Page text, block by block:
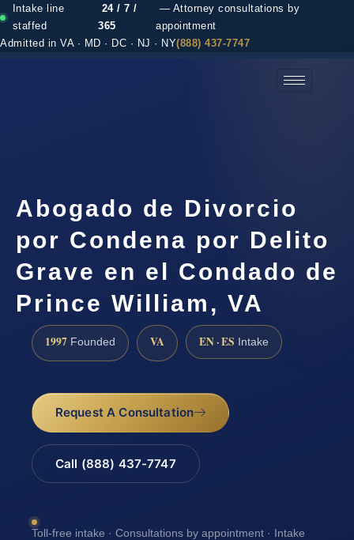
Intake line
staffed
24 / 7 /
365
— Attorney consultations by
appointment
Admitted in VA · MD · DC · NJ · NY(888) 437-7747
Abogado de Divorcio
por Condena por Delito
Grave en el Condado de
Prince William, VA
1997 Founded VA EN · ES Intake
Request A Consultation
Call (888) 437-7747
Toll-free intake · Consultations by appointment · Intake